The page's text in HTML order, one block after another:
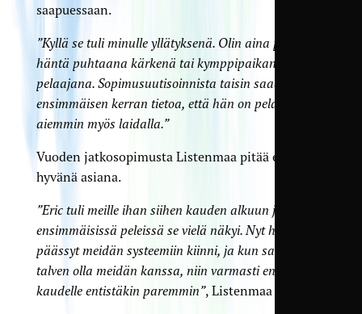
saapuessaan.
”Kyllä se tuli minulle yllätyksenä. Olin aina pitänyt
häntä puhtaana kärkenä tai kymppipaikan
pelaajana. Sopimusuutisoinnista taisin saada
ensimmäisen kerran tietoa, että hän on pelannut
aiemmin myös laidalla.”
Vuoden jatkosopimusta Listenmaa pitää erittäin
hyvänä asiana.
”Eric tuli meille ihan siihen kauden alkuun ja
ensimmäisissä peleissä se vielä näkyi. Nyt hän on
päässyt meidän systeemiin kiinni, ja kun saa koko
talven olla meidän kanssa, niin varmasti ensi
kaudelle entistäkin paremmin”, Listenmaa arvioi.